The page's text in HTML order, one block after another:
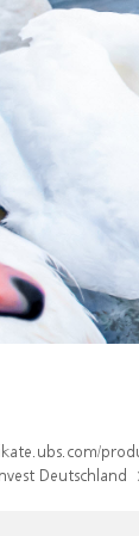
Deutschland